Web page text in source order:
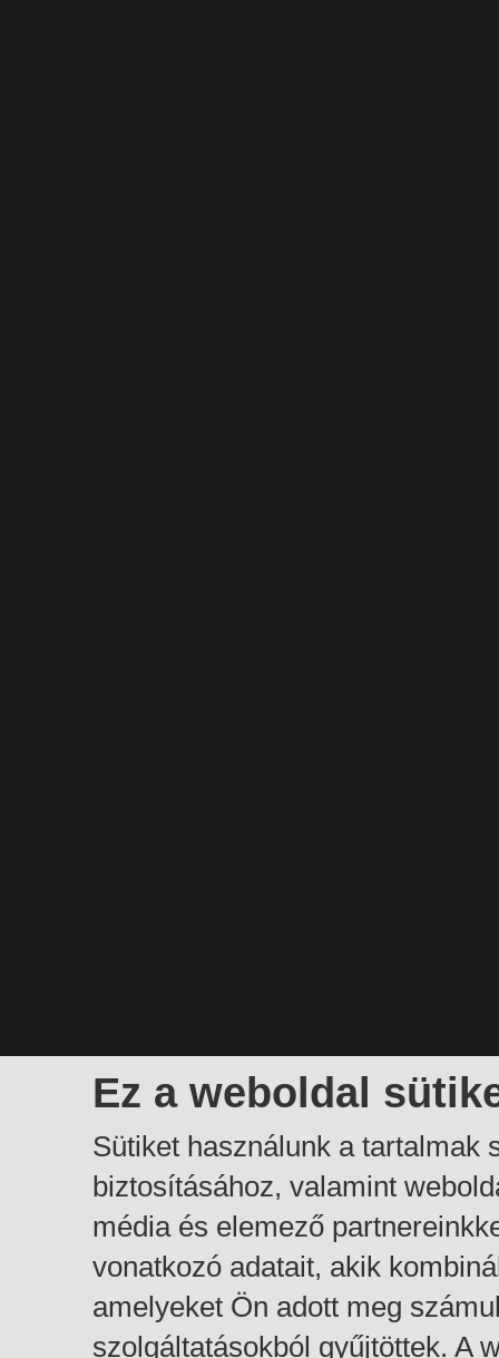
Ez a weboldal
Sütiket használunk a tartalmak
biztosításához, valamint
média és elemező
vonatkozó adatait, akik
amelyeket Ön adott meg
szolgáltatásokból gyűjtöttek. A